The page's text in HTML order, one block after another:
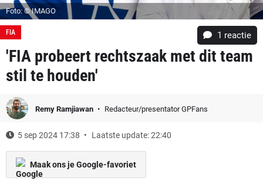
Foto: © IMAGO
FIA 1 reactie
'FIA probeert rechtszaak met dit team
stil te houden'
Remy Ramjiawan Redacteur/presentator GPFans
5 sep 2024 17:38 Laatste update: 22:40
Maak ons je Google-favoriet